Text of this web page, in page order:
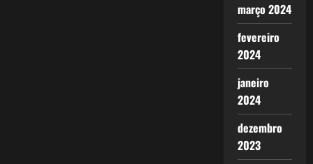
março 2024
fevereiro
2024
janeiro
2024
dezembro
2023